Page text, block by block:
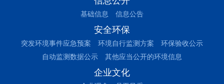
基础信息 信息公告
安全环保
突发环境事件应急预案 环境自行监测方案
环保验收公示
自动监测数据公示
其他应当公开的环境信息
企业文化